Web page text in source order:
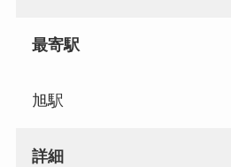
最寄駅
旭駅
詳細